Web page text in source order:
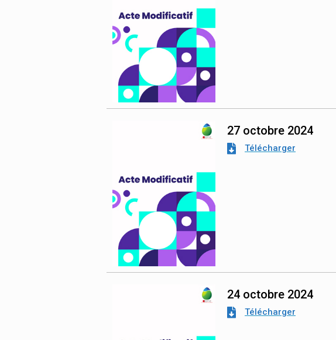
27 octobre 2024
Télécharger
24 octobre 2024
Télécharger